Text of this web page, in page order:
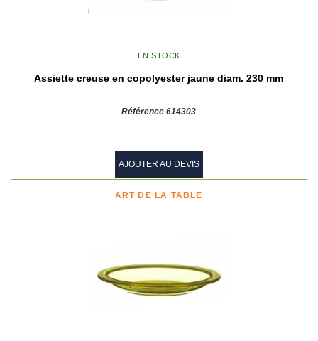
EN STOCK
Assiette creuse en copolyester jaune diam. 230 mm
Référence 614303
AJOUTER AU DEVIS
ART DE LA TABLE